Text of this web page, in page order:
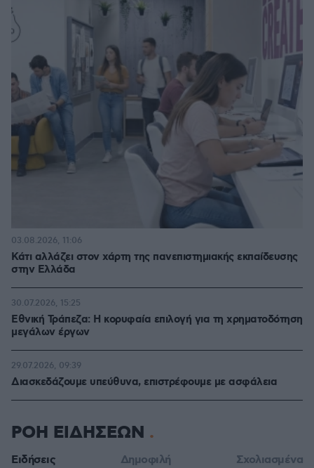
Κάτι αλλάζει στον χάρτη της πανεπιστημιακής εκπαίδευσης
στην Ελλάδα
03.08.2026, 11:06
Εθνική Τράπεζα: Η κορυφαία επιλογή για τη χρηματοδότηση
μεγάλων έργων
30.07.2026, 15:25
Διασκεδάζουμε υπεύθυνα, επιστρέφουμε με ασφάλεια
29.07.2026, 09:39
ΡΟΗ ΕΙΔΗΣΕΩΝ
Ειδήσεις Δημοφιλή Σχολιασμένα